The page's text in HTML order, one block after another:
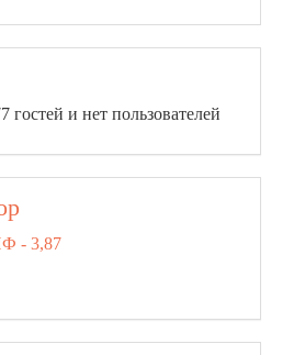
гостей и нет пользователей
- 3,87